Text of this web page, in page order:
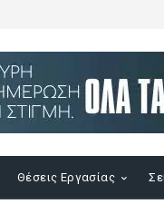
Θέσεις Εργασίας